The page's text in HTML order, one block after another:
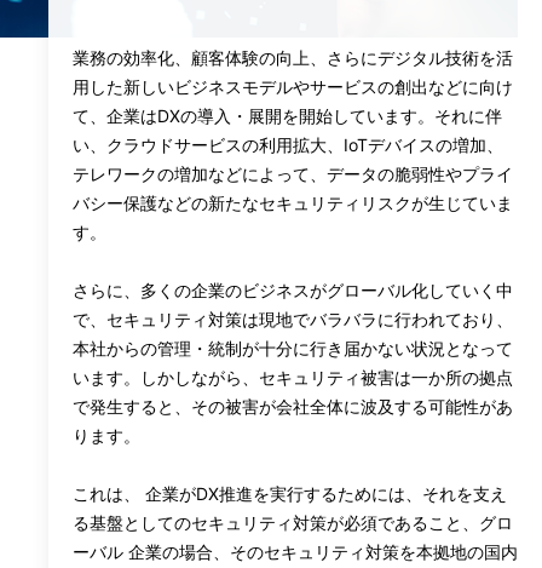
業務の効率化、顧客体験の向上、さらにデジタル技術を活
用した新しいビジネスモデルやサービスの創出などに向け
て、企業はDXの導入・展開を開始しています。それに伴
い、クラウドサービスの利用拡大、IoTデバイスの増加、
テレワークの増加などによって、データの脆弱性やプライ
バシー保護などの新たなセキュリティリスクが生じていま
す。
さらに、多くの企業のビジネスがグローバル化していく中
で、セキュリティ対策は現地でバラバラに行われており、
本社からの管理・統制が十分に行き届かない状況となって
います。しかしながら、セキュリティ被害は一か所の拠点
で発生すると、その被害が会社全体に波及する可能性があ
ります。
これは、 企業がDX推進を実行するためには、それを支え
る基盤としてのセキュリティ対策が必須であること、グロ
ーバル 企業の場合、そのセキュリティ対策を本拠地の国内